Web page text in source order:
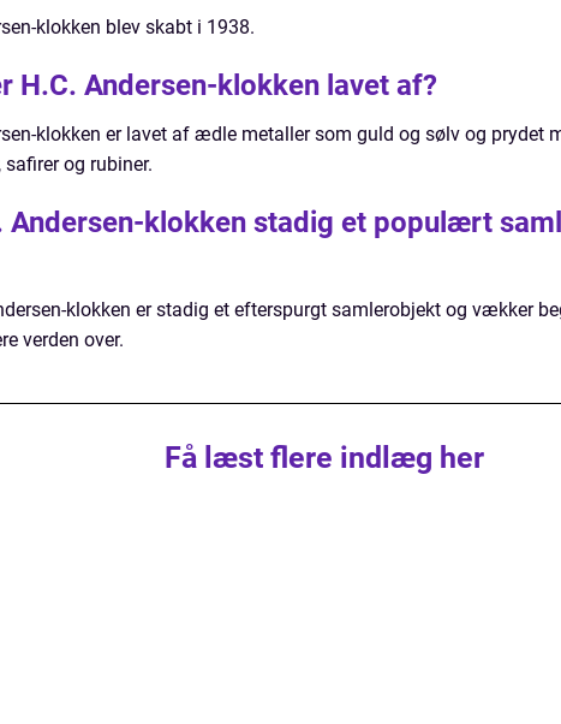
klokken blev skabt i 1938.
H.C. Andersen-klokken lavet af?
klokken er lavet af ædle metaller som guld og sølv og prydet
og rubiner.
Andersen-klokken stadig et populært
klokken er stadig et efterspurgt samlerobjekt og vækker
verden over.
Få læst flere indlæg her